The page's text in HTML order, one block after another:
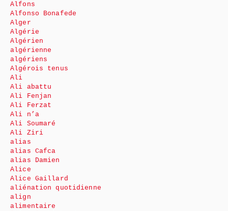
Alfons
Alfonso Bonafede
Alger
Algérie
Algérien
algérienne
algériens
Algérois tenus
Ali
Ali abattu
Ali Fenjan
Ali Ferzat
Ali n’a
Ali Soumaré
Ali Ziri
alias
alias Cafca
alias Damien
Alice
Alice Gaillard
aliénation quotidienne
align
alimentaire